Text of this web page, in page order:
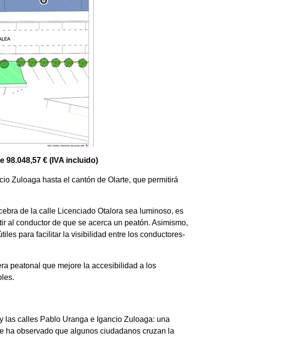
98.048,57 € (IVA incluido)
Zuloaga hasta el cantón de Olarte, que permitirá
de la calle Licenciado Otalora sea luminoso, es
al conductor de que se acerca un peatón. Asimismo,
para facilitar la visibilidad entre los conductores-
peatonal que mejore la accesibilidad a los
las calles Pablo Uranga e Igancio Zuloaga: una
ha observado que algunos ciudadanos cruzan la